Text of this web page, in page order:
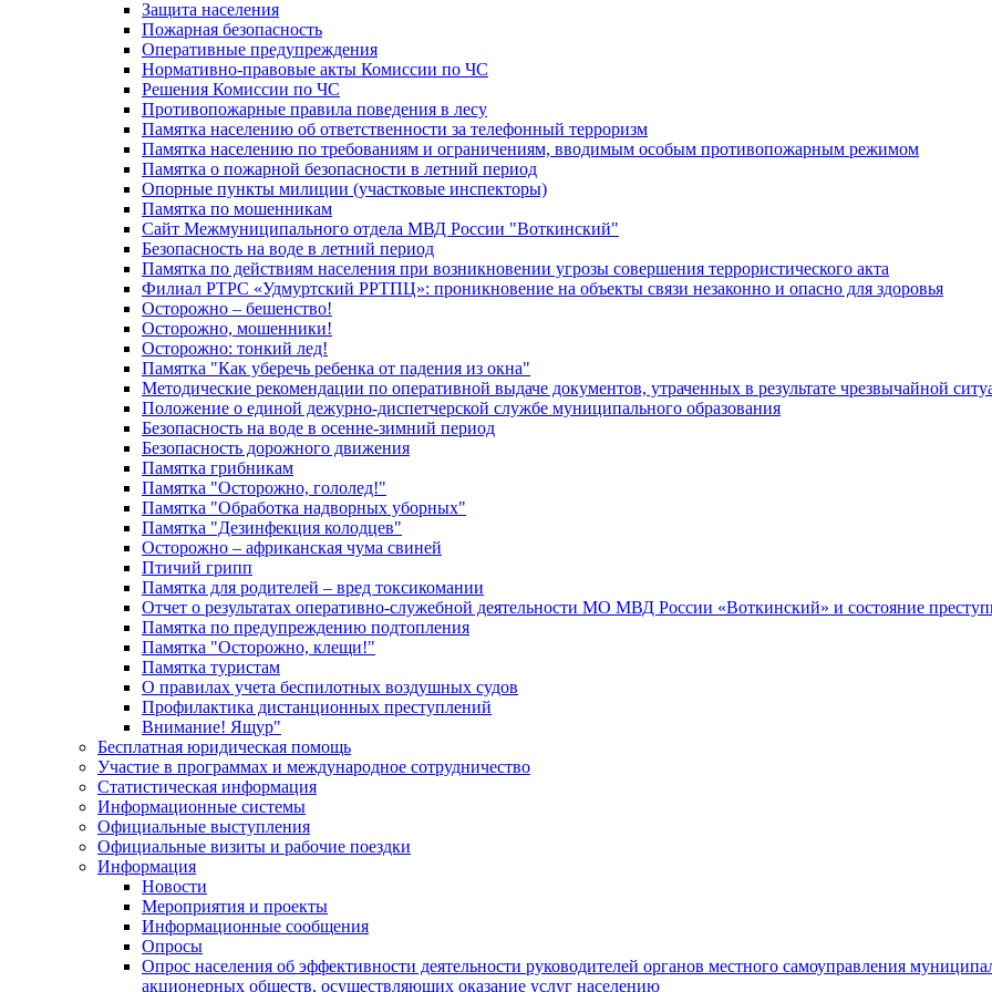
Защита населения
Пожарная безопасность
Оперативные предупреждения
Нормативно-правовые акты Комиссии по ЧС
Решения Комиссии по ЧС
Противопожарные правила поведения в лесу
Памятка населению об ответственности за телефонный терроризм
Памятка населению по требованиям и ограничениям, вводимым особым противопожарным режимом
Памятка о пожарной безопасности в летний период
Опорные пункты милиции (участковые инспекторы)
Памятка по мошенникам
Сайт Межмуниципального отдела МВД России "Воткинский"
Безопасность на воде в летний период
Памятка по действиям населения при возникновении угрозы совершения террористического акта
Филиал РТРС «Удмуртский РРТПЦ»: проникновение на объекты связи незаконно и опасно для здоровья
Осторожно – бешенство!
Осторожно, мошенники!
Осторожно: тонкий лед!
Памятка "Как уберечь ребенка от падения из окна"
Методические рекомендации по оперативной выдаче документов, утраченных в результате чрезвычайной
Положение о единой дежурно-диспетчерской службе муниципального образования
Безопасность на воде в осенне-зимний период
Безопасность дорожного движения
Памятка грибникам
Памятка "Осторожно, гололед!"
Памятка "Обработка надворных уборных"
Памятка "Дезинфекция колодцев"
Осторожно – африканская чума свиней
Птичий грипп
Памятка для родителей – вред токсикомании
Отчет о результатах оперативно-служебной деятельности МО МВД России «Воткинский» и состояние
Памятка по предупреждению подтопления
Памятка "Осторожно, клещи!"
Памятка туристам
О правилах учета беспилотных воздушных судов
Профилактика дистанционных преступлений
Внимание! Ящур"
Бесплатная юридическая помощь
Участие в программах и международное сотрудничество
Статистическая информация
Информационные системы
Официальные выступления
Официальные визиты и рабочие поездки
Информация
Новости
Мероприятия и проекты
Информационные сообщения
Опросы
Опрос населения об эффективности деятельности руководителей органов местного самоуправления
акционерных обществ, осуществляющих оказание услуг населению